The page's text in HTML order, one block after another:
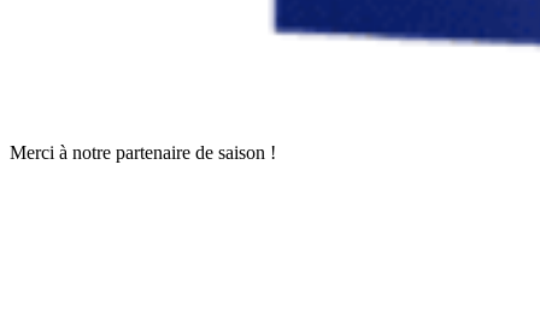
Merci à notre partenaire de saison !